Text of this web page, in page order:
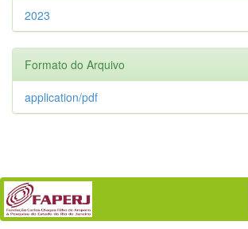
2023
Formato do Arquivo
application/pdf